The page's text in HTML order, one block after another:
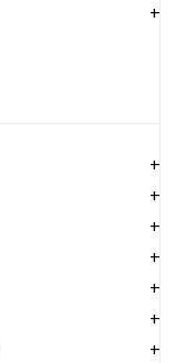
+
+
+
+
+
+
+
+